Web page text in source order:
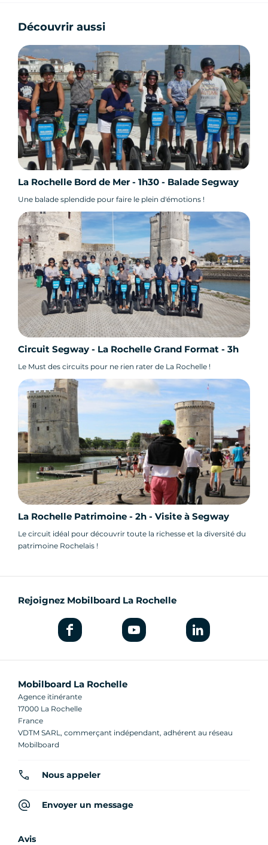
Découvrir aussi
La Rochelle Bord de Mer - 1h30 - Balade Segway
Une balade splendide pour faire le plein d'émotions !
Circuit Segway - La Rochelle Grand Format - 3h
Le Must des circuits pour ne rien rater de La Rochelle !
La Rochelle Patrimoine - 2h - Visite à Segway
Le circuit idéal pour découvrir toute la richesse et la diversité du
patrimoine Rochelais !
Rejoignez Mobilboard La Rochelle
Mobilboard La Rochelle
Agence itinérante
17000 La Rochelle
France
VDTM SARL, commerçant indépendant, adhérent au réseau
Mobilboard
Nous appeler
Envoyer un message
Avis